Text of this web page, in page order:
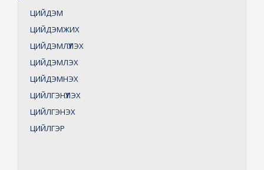
ЦИЙДЭМ
ЦИЙДЭМЖИХ
ЦИЙДЭМЛҮҮЛЭХ
ЦИЙДЭМЛЭХ
ЦИЙДЭМНЭХ
ЦИЙЛГЭНҮҮЛЭХ
ЦИЙЛГЭНЭХ
ЦИЙЛГЭР